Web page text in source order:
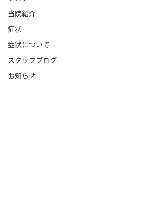
当院紹介
症状
症状について
スタッフブログ
お知らせ